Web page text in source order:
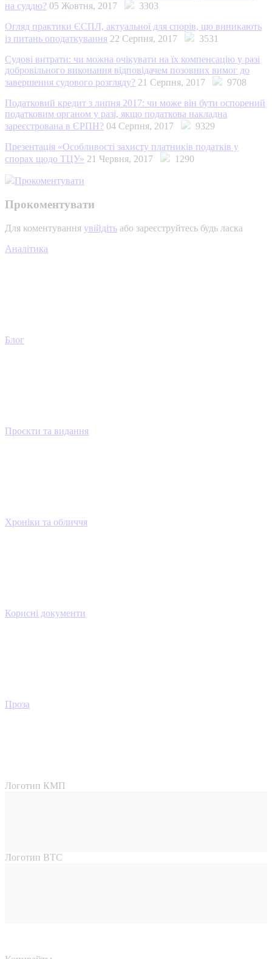
на суддю? 05 Жовтня, 2017
3303
Огляд практики ЄСПЛ, актуальної для спорів, що виникають
із питань оподаткування 22 Серпня, 2017
3531
Судові витрати: чи можна очікувати на їх компенсацію у разі
добровільного виконання відповідачем позовних вимог до
завершення судового розгляду? 21 Серпня, 2017
9708
Податковий кредит з липня 2017: чи може він бути оспорений
податковим органом у разі, якщо податкова накладна
зареєстрована в ЄРПН? 04 Серпня, 2017
9329
Презентація «Особливості захисту платників податків у
спорах щодо ТЦУ» 21 Червня, 2017 1290
Прокоментувати
Прокоментувати
Для коментування увійдіть або зареєструйтесь будь ласка
Аналітика
Блог
Проєкти та видання
Хроніки та обличчя
Корисні документи
Проза
Логотип КМП
Логотип ВТС